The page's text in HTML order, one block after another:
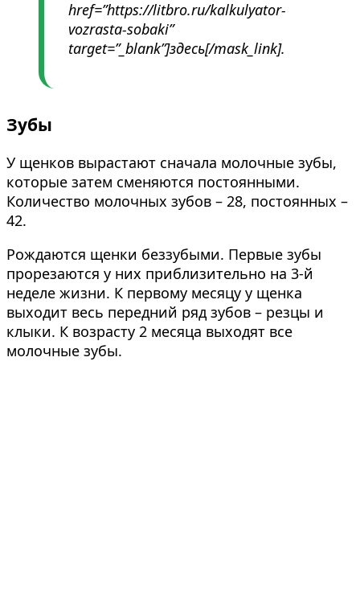
href=”https://litbro.ru/kalkulyator-
vozrasta-sobaki”
target=”_blank”]здесь[/mask_link].
Зубы
У щенков вырастают сначала молочные зубы,
которые затем сменяются постоянными.
Количество молочных зубов – 28, постоянных –
42.
Рождаются щенки беззубыми. Первые зубы
прорезаются у них приблизительно на 3-й
неделе жизни. К первому месяцу у щенка
выходит весь передний ряд зубов – резцы и
клыки. К возрасту 2 месяца выходят все
молочные зубы.